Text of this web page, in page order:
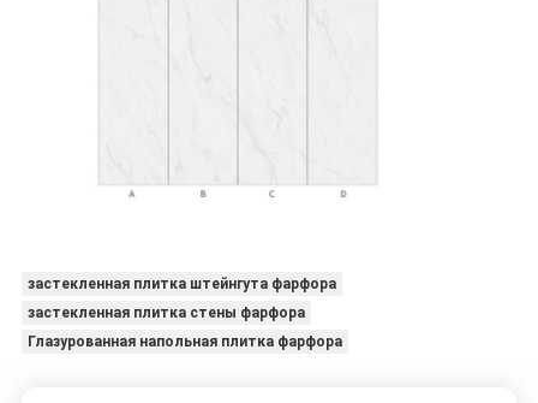
застекленная плитка штейнгута фарфора
застекленная плитка стены фарфора
Глазурованная напольная плитка фарфора